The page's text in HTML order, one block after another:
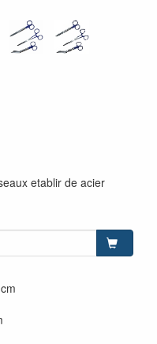
etablir de acier